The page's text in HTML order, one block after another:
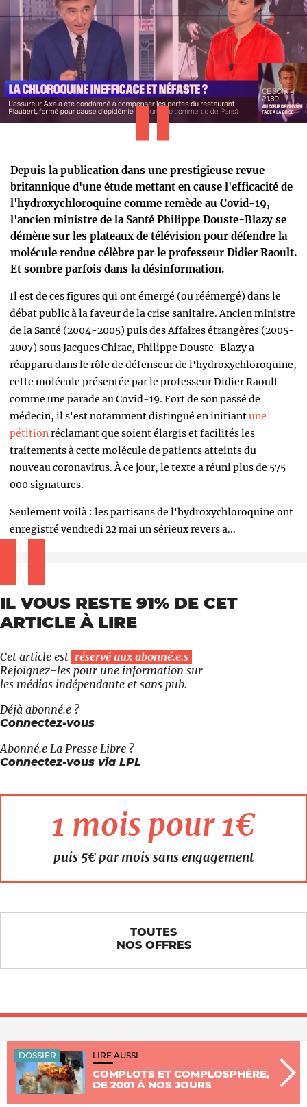
Depuis la publication dans une prestigieuse revue
britannique d'une étude mettant en cause l'efficacité de
l'hydroxychloroquine comme remède au Covid-19,
l'ancien ministre de la Santé Philippe Douste-Blazy se
démène sur les plateaux de télévision pour défendre la
molécule rendue célèbre par le professeur Didier Raoult.
Et sombre parfois dans la désinformation.
Il est de ces figures qui ont émergé (ou réémergé) dans le
débat public à la faveur de la crise sanitaire. Ancien ministre
de la Santé (2004-2005) puis des Affaires étrangères (2005-
2007) sous Jacques Chirac, Philippe Douste-Blazy a
réapparu dans le rôle de défenseur de l'hydroxychloroquine,
cette molécule présentée par le professeur Didier Raoult
comme une parade au Covid-19. Fort de son passé de
médecin, il s'est notamment distingué en initiantune
pétitionréclamant que soient élargis et facilités les
traitements à cette molécule de patients atteints du
nouveau coronavirus. À ce jour, le texte a réuni plus de 575
000 signatures.
Seulement voilà : les partisans de l'hydroxychloroquine ont
enregistré vendredi 22 mai un sérieux revers a...
IL VOUS RESTE 91% DE CET
ARTICLE À LIRE
Cet article est réservé aux abonné.e.s
Rejoignez-les pour une information sur
les médias indépendante et sans pub.
Déjà abonné.e ?
Connectez-vous
Abonné.e La Presse Libre ?
Connectez-vous via LPL
1 mois pour 1€
puis 5€ par mois sans engagement
TOUTES
NOS OFFRES
DOSSIER LIRE AUSSI
COMPLOTS ET COMPLOSPHÈRE,
DE 2001 À NOS JOURS